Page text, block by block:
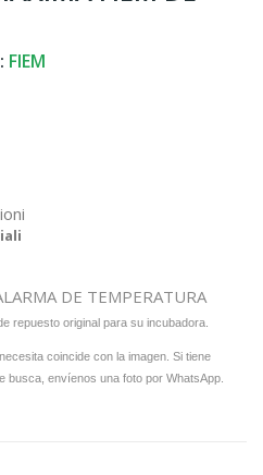
FIEM
DE TEMPERATURA
repuesto original para su incubadora.
coincide con la imagen. Si tiene
busca, envíenos una foto por WhatsApp.